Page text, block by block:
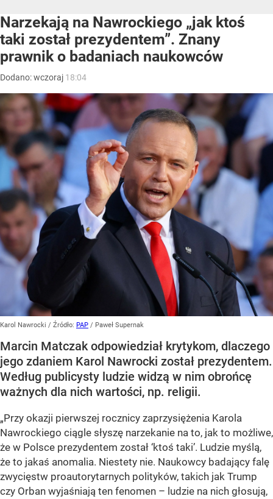
Narzekają na Nawrockiego „jak ktoś
taki został prezydentem”. Znany
prawnik o badaniach naukowców
Dodano:wczoraj 18:04
Karol Nawrocki / Źródło: PAP / Paweł Supernak
Marcin Matczak odpowiedział krytykom, dlaczego
jego zdaniem Karol Nawrocki został prezydentem.
Według publicysty ludzie widzą w nim obrońcę
ważnych dla nich wartości, np. religii.
„Przy okazji pierwszej rocznicy zaprzysiężenia Karola
Nawrockiego ciągle słyszę narzekanie na to, jak to możliwe,
że w Polsce prezydentem został ‘ktoś taki’. Ludzie myślą,
że to jakaś anomalia. Niestety nie. Naukowcy badający falę
zwycięstw proautorytarnych polityków, takich jak Trump
czy Orban wyjaśniają ten fenomen – ludzie na nich głosują,